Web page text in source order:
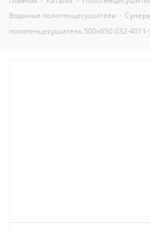
Водяные полотенцесушители -
полотенцесушитель 500х650 032-